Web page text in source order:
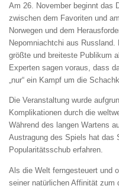
Am 26. November beginnt das
zwischen dem Favoriten und
Norwegen und dem
Nepomniachtchi aus
größte und breiteste Publikum
Experten sagen voraus, dass
„nur“ ein Kampf um die
Die Veranstaltung wurde
Komplikationen durch die
Während des langen Wartens
Austragung des Spiels hat das
Popularitätsschub erfahren.
Als die Welt ferngesteuert und
seiner natürlichen Affinität zum